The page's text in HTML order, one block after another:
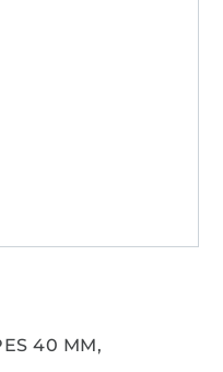
40 MM,